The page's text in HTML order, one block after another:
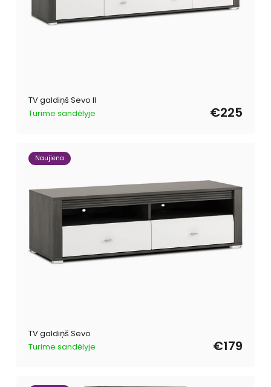
TV galdiņš Sevo II
Turime sandėlyje
€225
Naujiena
TV galdiņš Sevo
Turime sandėlyje
€179